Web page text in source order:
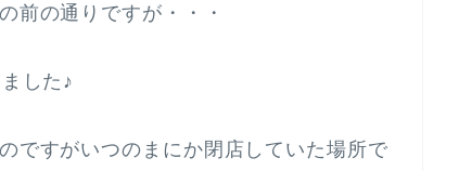
前の通りですが・・・
した♪
ですがいつのまにか閉店していた場所で